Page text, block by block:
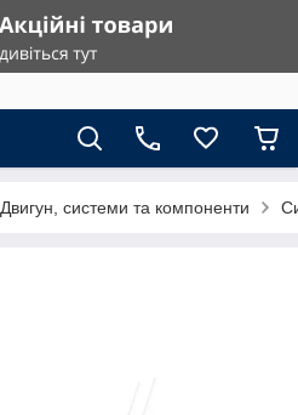
Двигун, системи та компоненти